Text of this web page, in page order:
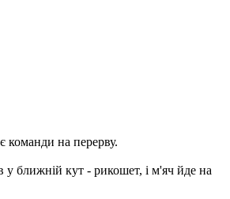
команди на перерву.
у ближній кут - рикошет, і м'яч йде на